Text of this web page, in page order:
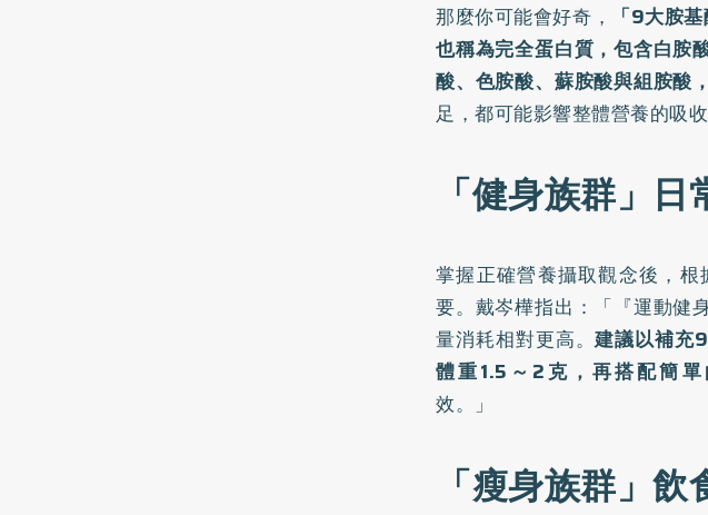
那麼你可能會好奇，
「9大胺
也稱為完全蛋白質，包含白胺
酸、色胺酸、蘇胺酸與組胺酸，
足，都可能影響整體營養的吸收
「健身族群」
掌握正確營養攝取觀念後，
要。戴岑樺指出：「『運動健
量消耗相對更高。建議以補充
體重1.5～2克，再搭配簡
效。」
「瘦身族群」